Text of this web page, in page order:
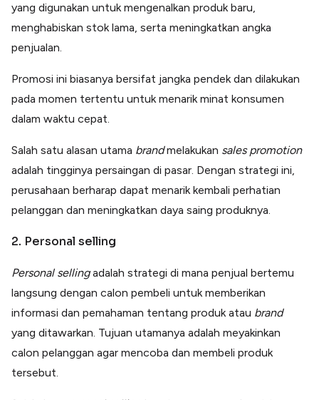
yang digunakan untuk mengenalkan produk baru,
menghabiskan stok lama, serta meningkatkan angka
penjualan.
Promosi ini biasanya bersifat jangka pendek dan dilakukan
pada momen tertentu untuk menarik minat konsumen
dalam waktu cepat.
Salah satu alasan utama brandmelakukan sales promotion
adalah tingginya persaingan di pasar. Dengan strategi ini,
perusahaan berharap dapat menarik kembali perhatian
pelanggan dan meningkatkan daya saing produknya.
2. Personal selling
Personal sellingadalah strategi di mana penjual bertemu
langsung dengan calon pembeli untuk memberikan
informasi dan pemahaman tentang produk atau brand
yang ditawarkan. Tujuan utamanya adalah meyakinkan
calon pelanggan agar mencoba dan membeli produk
tersebut.